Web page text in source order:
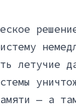
летучие
— а